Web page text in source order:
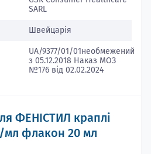
SARL
Швейцарія
UA/9377/01/01необмежений
з 05.12.2018 Наказ МОЗ
№176 від 02.02.2024
ФЕНІСТИЛ краплі
мл флакон 20 мл